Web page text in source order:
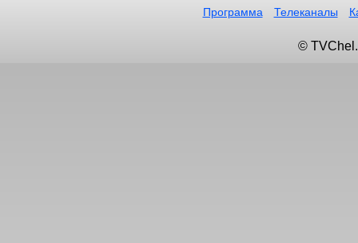
Программа Телеканалы
©